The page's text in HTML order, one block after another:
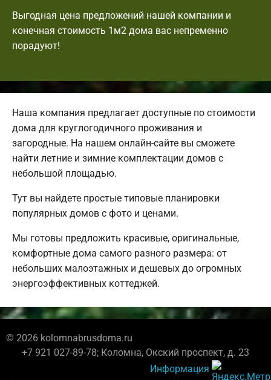
Выгодная цена предложений нашей компании и
конечная стоимость 1м2 дома вас непременно
порадуют!
Наша компания предлагает доступные по стоимости
дома для круглогодичного проживания и
загородные. На нашем онлайн-сайте вы сможете
найти летние и зимние комплектации домов с
небольшой площадью.
Тут вы найдете простые типовые планировки
популярных домов с фото и ценами.
Мы готовы предложить красивые, оригинальные,
комфортные дома самого разного размера: от
небольших малоэтажных и дешевых до огромных
энергоэффективных коттеджей.
© 2026 kolomnabrusdoma.ru
+7 921 027-89-78; Коломна, Окский проспект, д. 23
Информация